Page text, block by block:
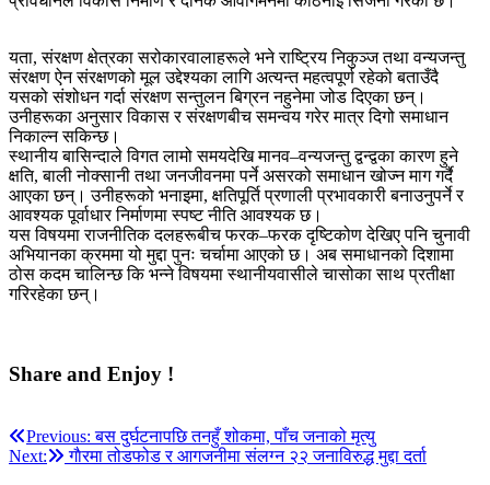
यता, संरक्षण क्षेत्रका सरोकारवालाहरूले भने राष्ट्रिय निकुञ्ज तथा वन्यजन्तु
संरक्षण ऐन संरक्षणको मूल उद्देश्यका लागि अत्यन्त महत्वपूर्ण रहेको बताउँदै
यसको संशोधन गर्दा संरक्षण सन्तुलन बिग्रन नहुनेमा जोड दिएका छन्।
उनीहरूका अनुसार विकास र संरक्षणबीच समन्वय गरेर मात्र दिगो समाधान
निकाल्न सकिन्छ।
स्थानीय बासिन्दाले विगत लामो समयदेखि मानव–वन्यजन्तु द्वन्द्वका कारण हुने
क्षति, बाली नोक्सानी तथा जनजीवनमा पर्ने असरको समाधान खोज्न माग गर्दै
आएका छन्। उनीहरूको भनाइमा, क्षतिपूर्ति प्रणाली प्रभावकारी बनाउनुपर्ने र
आवश्यक पूर्वाधार निर्माणमा स्पष्ट नीति आवश्यक छ।
यस विषयमा राजनीतिक दलहरूबीच फरक–फरक दृष्टिकोण देखिए पनि चुनावी
अभियानका क्रममा यो मुद्दा पुनः चर्चामा आएको छ। अब समाधानको दिशामा
ठोस कदम चालिन्छ कि भन्ने विषयमा स्थानीयवासीले चासोका साथ प्रतीक्षा
गरिरहेका छन्।
Share and Enjoy !
Post
navigation
Previous: बस दुर्घटनापछि तनहुँ शोकमा, पाँच जनाको मृत्यु
Next:
गाैरमा तोडफोड र आगजनीमा संलग्न २२ जनाविरुद्ध मुद्दा दर्ता